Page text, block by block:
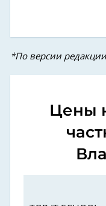
*По версии редакции
Цены